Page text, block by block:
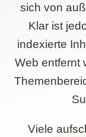
sich von
Klar ist
indexierte
Web entfernt
Viele